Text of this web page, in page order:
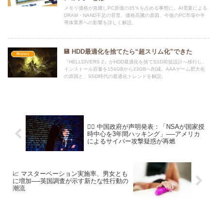
メモリ価格が急騰しPC原価の35％を占める事態に。AI需要による
DRAM・NAND不足の背景、価格高騰の原因、今後のPC市場や半
導体業界への影響を詳しく解説。
#news 💾 HDD最適化を捨てたら“超スリム化”できた
『HELLDIVERS 2』がHDD最適化を捨てSSD前提設計へ移行し、
インストール容量を154GBから23GBへ削減。AAAゲーム肥大化
の原因と、SSD時代の最適化トレンドを解説。
🕵️‍♂️ 中国政府が声明発表：「NSAが国家授
時中心を3年間ハッキング」──アメリカ
によるサイバー攻撃疑惑が再燃
📈 マスターベーション実施率、男女とも
に増加──英国調査が示す新たな性行動の
潮流